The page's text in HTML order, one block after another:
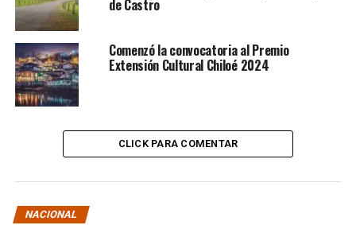
de Castro
Comenzó la convocatoria al Premio
Extensión Cultural Chiloé 2024
CLICK PARA COMENTAR
NACIONAL